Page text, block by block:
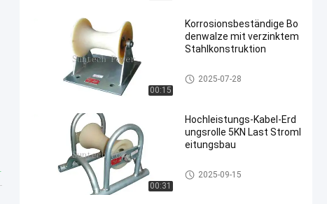
00:15
Korrosionsbeständige Bo
denwalze mit verzinktem
Stahlkonstruktion
Kabel-Rollenscheiben
2025-07-28
00:31
Hochleistungs-Kabel-Erd
ungsrolle 5KN Last Stroml
eitungsbau
Kabel-Rollenscheiben
2025-09-15